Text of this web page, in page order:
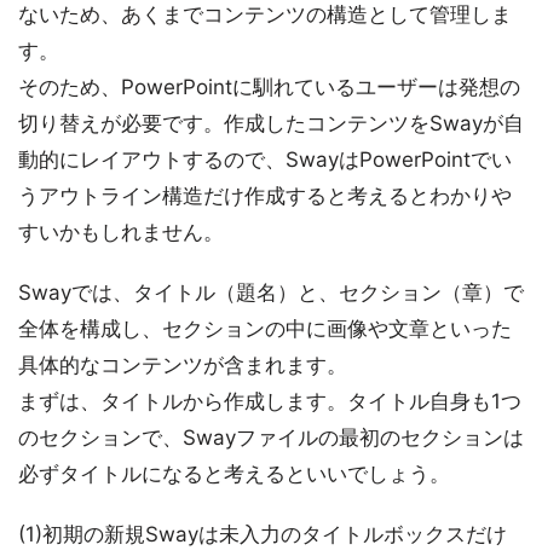
ないため、あくまでコンテンツの構造として管理しま
す。
そのため、PowerPointに馴れているユーザーは発想の
切り替えが必要です。作成したコンテンツをSwayが自
動的にレイアウトするので、SwayはPowerPointでい
うアウトライン構造だけ作成すると考えるとわかりや
すいかもしれません。
Swayでは、タイトル（題名）と、セクション（章）で
全体を構成し、セクションの中に画像や文章といった
具体的なコンテンツが含まれます。
まずは、タイトルから作成します。タイトル自身も1つ
のセクションで、Swayファイルの最初のセクションは
必ずタイトルになると考えるといいでしょう。
(1)初期の新規Swayは未入力のタイトルボックスだけ